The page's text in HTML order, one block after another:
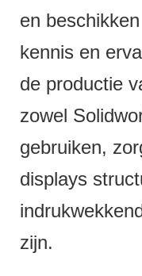
en
kennis en
de productie
zowel
gebruiken,
displays
zijn.